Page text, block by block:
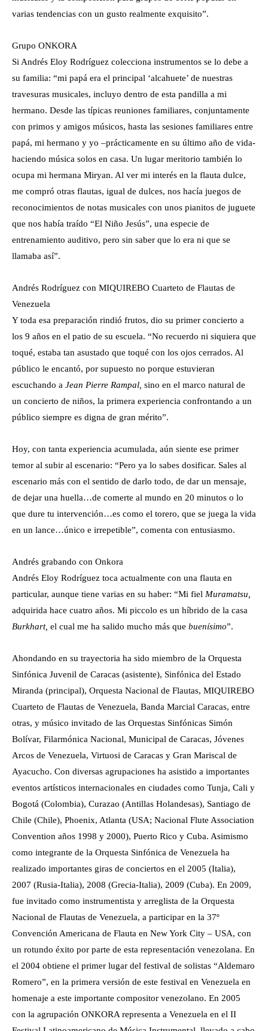
varias tendencias con un gusto realmente exquisito”.
Grupo ONKORA
Si Andrés Eloy Rodríguez colecciona instrumentos se lo debe a
su familia: “mi papá era el principal ‘alcahuete’ de nuestras
travesuras musicales, incluyo dentro de esta pandilla a mi
hermano. Desde las típicas reuniones familiares, conjuntamente
con primos y amigos músicos, hasta las sesiones familiares entre
papá, mi hermano y yo –prácticamente en su último año de vida-
haciendo música solos en casa. Un lugar meritorio también lo
ocupa mi hermana Miryan. Al ver mi interés en la flauta dulce,
me compró otras flautas, igual de dulces, nos hacía juegos de
reconocimientos de notas musicales con unos pianitos de juguete
que nos había traído “El Niño Jesús”, una especie de
entrenamiento auditivo, pero sin saber que lo era ni que se
llamaba así”.
Andrés Rodríguez con MIQUIREBO Cuarteto de Flautas de
Venezuela
Y toda esa preparación rindió frutos, dio su primer concierto a
los 9 años en el patio de su escuela. “No recuerdo ni siquiera que
toqué, estaba tan asustado que toqué con los ojos cerrados. Al
público le encantó, por supuesto no porque estuvieran
escuchando a Jean Pierre Rampal, sino en el marco natural de
un concierto de niños, la primera experiencia confrontando a un
público siempre es digna de gran mérito”.
Hoy, con tanta experiencia acumulada, aún siente ese primer
temor al subir al escenario: “Pero ya lo sabes dosificar. Sales al
escenario más con el sentido de darlo todo, de dar un mensaje,
de dejar una huella…de comerte al mundo en 20 minutos o lo
que dure tu intervención…es como el torero, que se juega la vida
en un lance…único e irrepetible”, comenta con entusiasmo.
Andrés grabando con Onkora
Andrés Eloy Rodríguez toca actualmente con una flauta en
particular, aunque tiene varias en su haber: “Mi fiel Muramatsu,
adquirida hace cuatro años. Mi piccolo es un híbrido de la casa
Burkhart, el cual me ha salido mucho más que buenísimo”.
Ahondando en su trayectoria ha sido miembro de la Orquesta
Sinfónica Juvenil de Caracas (asistente), Sinfónica del Estado
Miranda (principal), Orquesta Nacional de Flautas, MIQUIREBO
Cuarteto de Flautas de Venezuela, Banda Marcial Caracas, entre
otras, y músico invitado de las Orquestas Sinfónicas Simón
Bolívar, Filarmónica Nacional, Municipal de Caracas, Jóvenes
Arcos de Venezuela, Virtuosi de Caracas y Gran Mariscal de
Ayacucho. Con diversas agrupaciones ha asistido a importantes
eventos artísticos internacionales en ciudades como Tunja, Cali y
Bogotá (Colombia), Curazao (Antillas Holandesas), Santiago de
Chile (Chile), Phoenix, Atlanta (USA; Nacional Flute Association
Convention años 1998 y 2000), Puerto Rico y Cuba. Asimismo
como integrante de la Orquesta Sinfónica de Venezuela ha
realizado importantes giras de conciertos en el 2005 (Italia),
2007 (Rusia-Italia), 2008 (Grecia-Italia), 2009 (Cuba). En 2009,
fue invitado como instrumentista y arreglista de la Orquesta
Nacional de Flautas de Venezuela, a participar en la 37º
Convención Americana de Flauta en New York City – USA, con
un rotundo éxito por parte de esta representación venezolana. En
el 2004 obtiene el primer lugar del festival de solistas “Aldemaro
Romero”, en la primera versión de este festival en Venezuela en
homenaje a este importante compositor venezolano. En 2005
con la agrupación ONKORA representa a Venezuela en el II